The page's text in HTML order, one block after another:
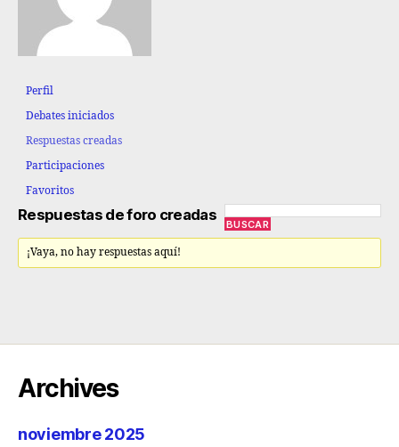
Perfil
Debates iniciados
Respuestas creadas
Participaciones
Favoritos
Respuestas de foro creadas
¡Vaya, no hay respuestas aquí!
Archives
noviembre 2025